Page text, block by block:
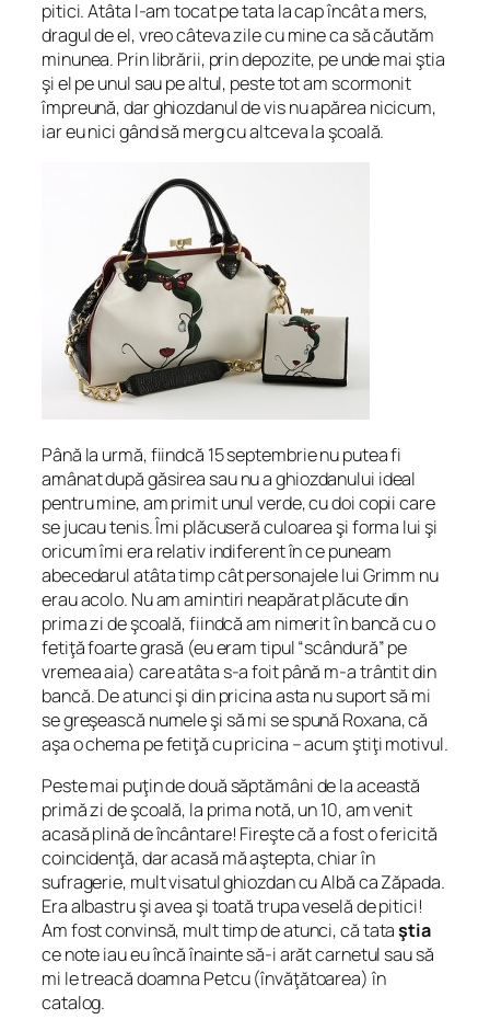
pitici. Atâta l-am tocat pe tata la cap încât a mers,
dragul de el, vreo câteva zile cu mine ca să căutăm
minunea. Prin librării, prin depozite, pe unde mai ştia
şi el pe unul sau pe altul, peste tot am scormonit
împreună, dar ghiozdanul de vis nu apărea nicicum,
iar eu nici gând să merg cu altceva la şcoală.
Până la urmă, fiindcă 15 septembrie nu putea fi
amânat după găsirea sau nu a ghiozdanului ideal
pentru mine, am primit unul verde, cu doi copii care
se jucau tenis. Îmi plăcuseră culoarea şi forma lui şi
oricum îmi era relativ indiferent în ce puneam
abecedarul atâta timp cât personajele lui Grimm nu
erau acolo. Nu am amintiri neapărat plăcute din
prima zi de şcoală, fiindcă am nimerit în bancă cu o
fetiţă foarte grasă (eu eram tipul “scândură” pe
vremea aia) care atâta s-a foit până m-a trântit din
bancă. De atunci şi din pricina asta nu suport să mi
se greşească numele şi să mi se spună Roxana, că
aşa o chema pe fetiţă cu pricina – acum ştiţi motivul.
Peste mai puţin de două săptămâni de la această
primă zi de şcoală, la prima notă, un 10, am venit
acasă plină de încântare! Fireşte că a fost o fericită
coincidenţă, dar acasă mă aştepta, chiar în
sufragerie, mult visatul ghiozdan cu Albă ca Zăpada.
Era albastru şi avea şi toată trupa veselă de pitici!
Am fost convinsă, mult timp de atunci, că tataştia
ce note iau eu încă înainte să-i arăt carnetul sau să
mi le treacă doamna Petcu (învăţătoarea) în
catalog.